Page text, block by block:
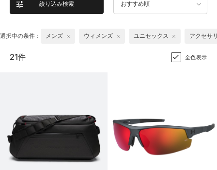
絞り込み検索 おすすめ順
選択中の条件： メンズ ウィメンズ ユニセックス アクセサ
21件 全色表示